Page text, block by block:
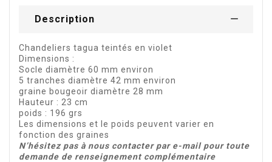
Description
Chandeliers tagua teintés en violet
Dimensions :
Socle diamètre 60 mm environ
5 tranches diamètre 42 mm environ
graine bougeoir diamètre 28 mm
Hauteur : 23 cm
poids : 196 grs
Les dimensions et le poids peuvent varier en
fonction des graines
N’hésitez pas à nous contacter par e-mail pour toute
demande de renseignement complémentaire